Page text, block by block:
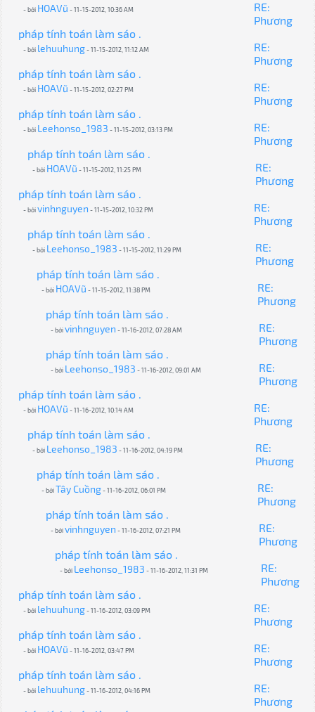
- bởi HOAVũ - 11-15-2012, 10:36 AM
RE:
Phương
pháp tính toán làm sáo .
- bởi lehuuhung- 11-15-2012, 11:12 AM
RE:
Phương
pháp tính toán làm sáo .
- bởi HOAVũ - 11-15-2012, 02:27 PM
RE:
Phương
pháp tính toán làm sáo .
- bởi Leehonso_1983 - 11-15-2012, 03:13 PM
RE:
Phương
pháp tính toán làm sáo .
- bởi HOAVũ - 11-15-2012, 11:25 PM
RE:
Phương
pháp tính toán làm sáo .
- bởivinhnguyen - 11-15-2012, 10:32 PM
RE:
Phương
pháp tính toán làm sáo .
- bởi Leehonso_1983 - 11-15-2012, 11:29 PM
RE:
Phương
pháp tính toán làm sáo .
- bởi HOAVũ - 11-15-2012, 11:38 PM
RE:
Phương
pháp tính toán làm sáo .
- bởivinhnguyen - 11-16-2012, 07:28 AM
RE:
Phương
pháp tính toán làm sáo .
- bởi Leehonso_1983 - 11-16-2012, 09:01 AM
RE:
Phương
pháp tính toán làm sáo .
- bởi HOAVũ - 11-16-2012, 10:14 AM
RE:
Phương
pháp tính toán làm sáo .
- bởi Leehonso_1983 - 11-16-2012, 04:19 PM
RE:
Phương
pháp tính toán làm sáo .
- bởiTây Cuồng- 11-16-2012, 06:01 PM
RE:
Phương
pháp tính toán làm sáo .
- bởivinhnguyen - 11-16-2012, 07:21 PM
RE:
Phương
pháp tính toán làm sáo .
- bởi Leehonso_1983 - 11-16-2012, 11:31 PM
RE:
Phương
pháp tính toán làm sáo .
- bởi lehuuhung- 11-16-2012, 03:09 PM
RE:
Phương
pháp tính toán làm sáo .
- bởi HOAVũ - 11-16-2012, 03:47 PM
RE:
Phương
pháp tính toán làm sáo .
- bởi lehuuhung- 11-16-2012, 04:16 PM
RE:
Phương